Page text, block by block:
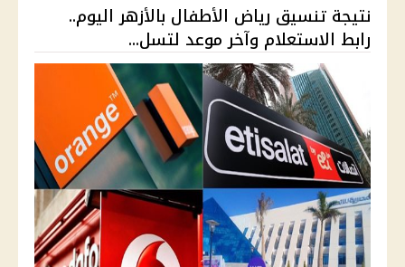
نتيجة تنسيق رياض الأطفال بالأزهر اليوم..
رابط الاستعلام وآخر موعد لتسل...